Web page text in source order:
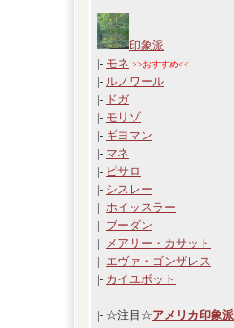
印象派
|- モネ >>おすすめ<<
|- ルノワール
|- ドガ
|- モリゾ
|- ギヨマン
|- マネ
|- ピサロ
|- シスレー
|- ホイッスラー
|- ブーダン
|- メアリー・カサット
|- エヴァ・ゴンザレス
|- カイユボット
|- ☆注目☆アメリカ印象派